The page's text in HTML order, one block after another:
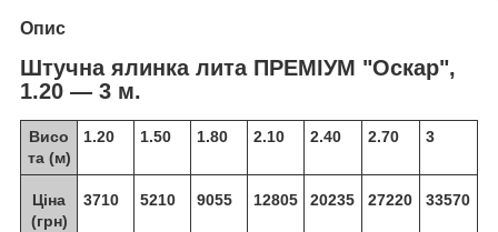
Опис
Штучна ялинка лита ПРЕМІУМ "Оскар",
1.20 ― 3 м.
Висо
та (м)
1.20 1.50 1.80 2.10 2.40 2.70 3
Ціна
(грн)
3710 5210 9055 12805 20235 27220 33570